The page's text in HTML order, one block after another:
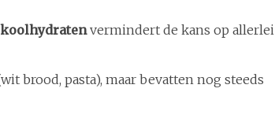
vermindert de kans op allerlei
brood, pasta), maar bevatten nog steeds